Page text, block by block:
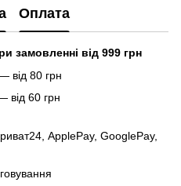
Оплата
замовленні від 999 грн
від 80 грн
від 60 грн
ApplePay, GooglePay,